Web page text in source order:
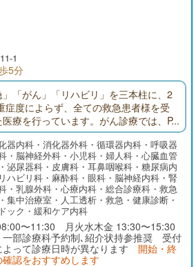
1
5分
「がん」「リハビリ」を三本柱に、2
症度によらず、全ての救急患者様を受
療を行っています。がん診療では、P
ダ・ヴィンチなどの先端医療機器導入
棟を完備し、全てのがん治療を完結
ております。リハビリテーションで
を56床増床し、さらに多くの患者様を
けた支援を行ってまいります。
器内科・消化器外科・循環器内科・呼吸器
・脳神経外科・小児科・婦人科・心臓血管
泌尿器科・皮膚科・耳鼻咽喉科・糖尿病内
ハビリ科・麻酔科・眼科・脳神経内科・腎
・乳腺外科・心療内科・総合診療科・救急
集中治療室・人工透析・救急・健康診断・
ック・緩和ケア内科
〜11:30 月火水木金 13:30〜15:30
部診療科予約制､紹介状持参推奨 受付
って診療日時が異なります 開始・終
認をおすすめします